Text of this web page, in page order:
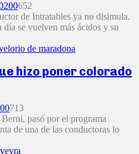
0652
de Intratables ya no disimula.
día se vuelven más ácidos y su
de maradona
hizo poner colorado
0713
pasó por el programa
de una de las conductoras lo